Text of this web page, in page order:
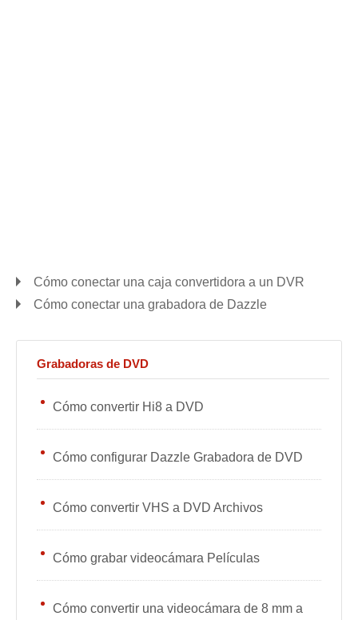
Cómo conectar una caja convertidora a un DVR
Cómo conectar una grabadora de Dazzle
Grabadoras de DVD
Cómo convertir Hi8 a DVD
Cómo configurar Dazzle Grabadora de DVD
Cómo convertir VHS a DVD Archivos
Cómo grabar videocámara Películas
Cómo convertir una videocámara de 8 mm a